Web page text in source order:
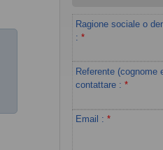
Ragione sociale o
:*
Referente (cognome
contattare :*
Email :*